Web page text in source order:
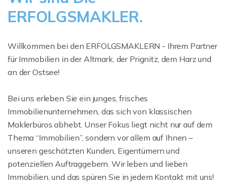
ERFOLGSMAKLER.
Willkommen bei den ERFOLGSMAKLERN - Ihrem Partner
für Immobilien in der Altmark, der Prignitz, dem Harz und
an der Ostsee!
Bei uns erleben Sie ein junges, frisches
Immobilienunternehmen, das sich von klassischen
Maklerbüros abhebt. Unser Fokus liegt nicht nur auf dem
Thema “Immobilien”, sondern vor allem auf Ihnen –
unseren geschätzten Kunden, Eigentümern und
potenziellen Auftraggebern. Wir leben und lieben
Immobilien, und das spüren Sie in jedem Kontakt mit uns!